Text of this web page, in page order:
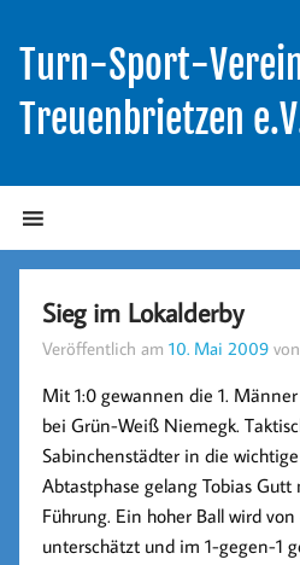
Turn-Sport-
Treuenbrietzen
Sieg im Lokalderby
Veröffentlich am10. Mai 2009
Mit 1:0 gewannen die 1. Männer
bei Grün-Weiß Niemegk.
Sabinchenstädter in die
Abtastphase gelang Tobias
Führung. Ein hoher Ball wird
unterschätzt und im 1-gegen-1